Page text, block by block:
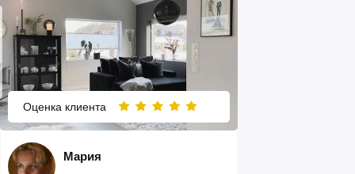
Оценка клиента
Мария